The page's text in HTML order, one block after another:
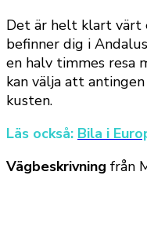
Det är helt klart värt
befinner dig i
en halv timmes resa
kan välja att
kusten.
Läs också: Bila i
Vägbeskrivning från